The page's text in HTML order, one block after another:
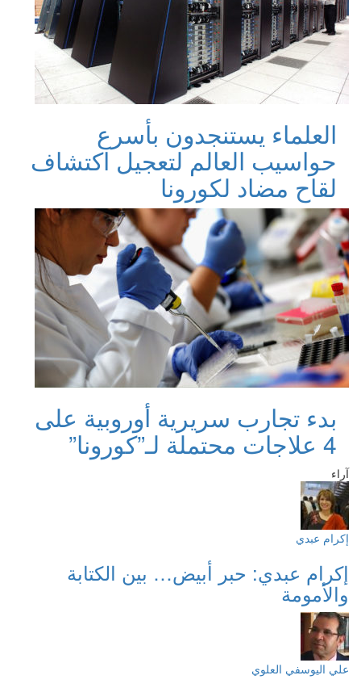
العلماء يستنجدون بأسرع
حواسيب العالم لتعجيل اكتشاف
لقاح مضاد لكورونا
بدء تجارب سريرية أوروبية على
4 علاجات محتملة لـ”كورونا”
آراء
إكرام عبدي
إكرام عبدي: حبر أبيض… بين الكتابة
والأمومة
علي اليوسفي العلوي